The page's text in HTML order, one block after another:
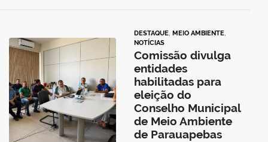
DESTAQUE, MEIO AMBIENTE,
NOTÍCIAS
Comissão divulga
entidades
habilitadas para
eleição do
Conselho Municipal
de Meio Ambiente
de Parauapebas